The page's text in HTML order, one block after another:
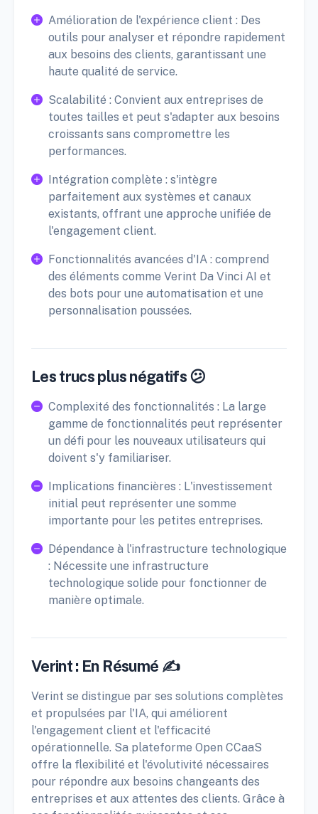
Amélioration de l'expérience client : Des
outils pour analyser et répondre rapidement
aux besoins des clients, garantissant une
haute qualité de service.
Scalabilité : Convient aux entreprises de
toutes tailles et peut s'adapter aux besoins
croissants sans compromettre les
performances.
Intégration complète : s'intègre
parfaitement aux systèmes et canaux
existants, offrant une approche unifiée de
l'engagement client.
Fonctionnalités avancées d'IA : comprend
des éléments comme Verint Da Vinci AI et
des bots pour une automatisation et une
personnalisation poussées.
Les trucs plus négatifs 😕
Complexité des fonctionnalités : La large
gamme de fonctionnalités peut représenter
un défi pour les nouveaux utilisateurs qui
doivent s'y familiariser.
Implications financières : L'investissement
initial peut représenter une somme
importante pour les petites entreprises.
Dépendance à l'infrastructure technologique
: Nécessite une infrastructure
technologique solide pour fonctionner de
manière optimale.
Verint : En Résumé ✍️
Verint se distingue par ses solutions complètes
et propulsées par l'IA, qui améliorent
l'engagement client et l'efficacité
opérationnelle. Sa plateforme Open CCaaS
offre la flexibilité et l'évolutivité nécessaires
pour répondre aux besoins changeants des
entreprises et aux attentes des clients. Grâce à